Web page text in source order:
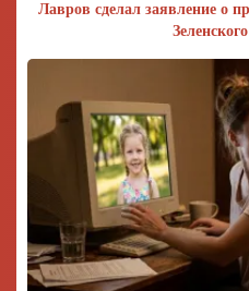
Лавров сделал заявление о